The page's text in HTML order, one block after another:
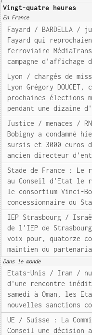
Vingt-quatre heures
En France
Fayard / BARDELLA
Fayard qui
ferroviaire
campagne
Lyon / chargés de
Lyon Grégory
prochaines élections
pendant une dizaine
Justice / menaces /
Bobigny a condamné
sursis et 3000 euros
ancien directeur
Stade de France : Le
au Conseil d'Etat le
le consortium Vinci-
concessionnaire du
IEP Strasbourg /
de l'IEP de
voix pour, quatorze
maintien du
Dans le monde
Etats-Unis / Iran /
d'une rencontre
samedi à Oman, les
nouvelles sanctions
UE / Suisse : La
Conseil une décision